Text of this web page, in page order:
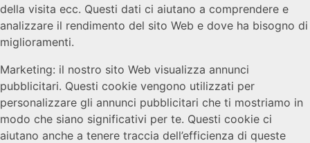
della visita ecc. Questi dati ci aiutano a comprendere e
analizzare il rendimento del sito Web e dove ha bisogno di
miglioramenti.
Marketing: il nostro sito Web visualizza annunci
pubblicitari. Questi cookie vengono utilizzati per
personalizzare gli annunci pubblicitari che ti mostriamo in
modo che siano significativi per te. Questi cookie ci
aiutano anche a tenere traccia dell’efficienza di queste